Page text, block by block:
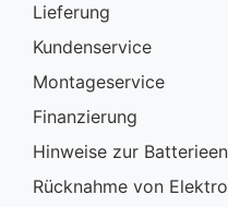
Lieferung
Kundenservice
Montageservice
Finanzierung
Hinweise zur
Rücknahme von